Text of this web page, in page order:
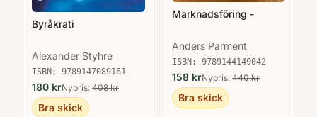
Byråkrati
Alexander Styhre
ISBN: 9789147089161
180 krNypris: 408kr
Bra skick
Marknadsföring -
Anders Parment
ISBN: 9789144149042
158 krNypris: 440kr
Bra skick